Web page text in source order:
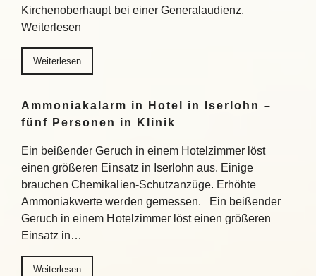
Kirchenoberhaupt bei einer Generalaudienz.
Weiterlesen
Weiterlesen
Ammoniakalarm in Hotel in Iserlohn –
fünf Personen in Klinik
Ein beißender Geruch in einem Hotelzimmer löst
einen größeren Einsatz in Iserlohn aus. Einige
brauchen Chemikalien-Schutzanzüge. Erhöhte
Ammoniakwerte werden gemessen. Ein beißender
Geruch in einem Hotelzimmer löst einen größeren
Einsatz in…
Weiterlesen